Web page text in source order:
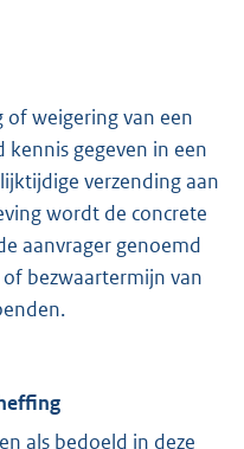
weigering van een
gegeven in een
verzending aan
wordt de concrete
aanvrager genoemd
bezwaartermijn van
als bedoeld in deze